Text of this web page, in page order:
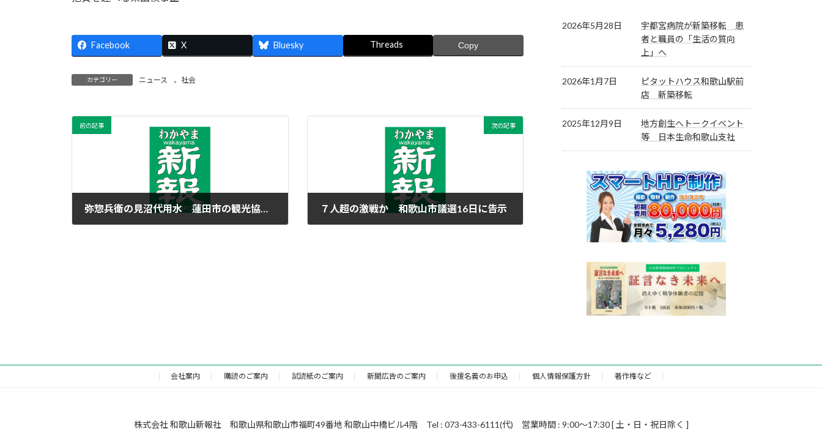
Facebook X Bluesky Threads Copy
カテゴリー ニュース 、 社会
前の記事 次の記事
７人超の激戦か 和歌山市議選16日に告示
2026年5月28日
宇都宮病院が新築移転 患
者と職員の「生活の質向
上」へ
2026年1月7日
ピタットハウス和歌山駅前
店 新築移転
2025年12月9日
地方創生へトークイベント
等 日本生命和歌山支社
会社案内 購読のご案内 試読紙のご案内 新聞広告のご案内 後援名義のお申込 個人情報保護方針 著作権など
株式会社 和歌山新報社 和歌山県和歌山市福町49番地 和歌山中橋ビル4階 Tel : 073-433-6111(代) 営業時間 : 9:00～17:30 [ 土・日・祝日除く ]